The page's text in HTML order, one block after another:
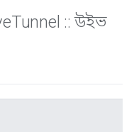
Tunnel :: উইভ